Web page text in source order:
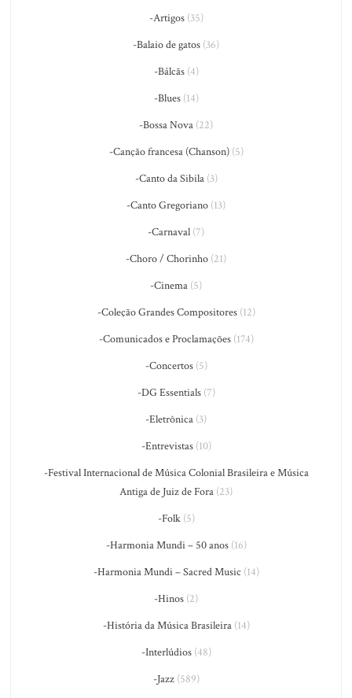
-Artigos(35)
-Balaio de gatos (36)
-Bálcãs(4)
-Blues(14)
-Bossa Nova (22)
-Canção francesa (Chanson)(5)
-Canto da Sibila(3)
-Canto Gregoriano (13)
-Carnaval (7)
-Choro / Chorinho (21)
-Cinema (5)
-Coleção Grandes Compositores(12)
-Comunicados e Proclamações(174)
-Concertos(5)
-DG Essentials(7)
-Eletrônica (3)
-Entrevistas(10)
-Festival Internacional de Música Colonial Brasileira e Música
Antiga de Juiz de Fora (23)
-Folk(5)
-Harmonia Mundi – 50 anos(16)
-Harmonia Mundi – Sacred Music (14)
-Hinos (2)
-História da Música Brasileira(14)
-Interlúdios(48)
-Jazz(589)